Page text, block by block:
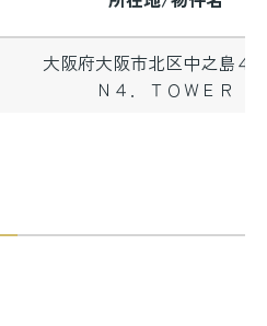
大阪府大阪市北区中之島４
Ｎ４．ＴＯＷＥＲ